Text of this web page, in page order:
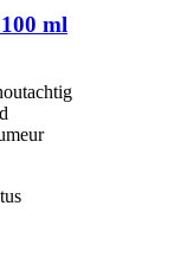
ml